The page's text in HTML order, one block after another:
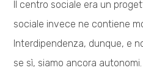
Il centro sociale era un
sociale invece ne contiene
Interdipendenza, dunque, e
se sì, siamo ancora